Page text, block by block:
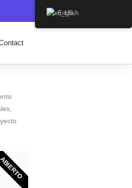
English